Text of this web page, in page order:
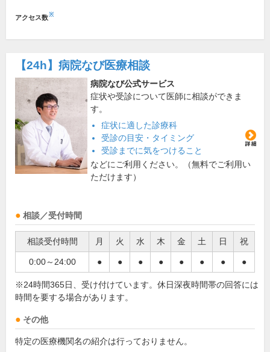
アクセス数※
【24h】 病院なび医療相談
病院なび公式サービス
症状や受診について医師に相談ができま
す。
症状に適した診療科
受診の目安・タイミング
受診までに気をつけること
などにご利用ください。（無料でご利用い
ただけます）
相談／受付時間
相談受付時間 月 火 水 木 金 土 日 祝
0:00～24:00 ● ● ● ● ● ● ● ●
※24時間365日、受け付けています。休日深夜時間帯の回答には
時間を要する場合があります。
その他
特定の医療機関名の紹介は行っておりません。